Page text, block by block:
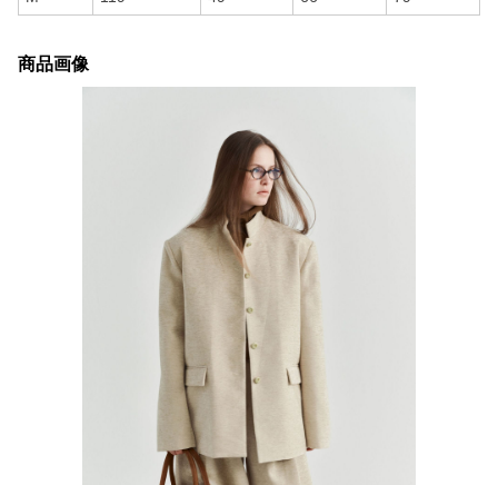
商品画像